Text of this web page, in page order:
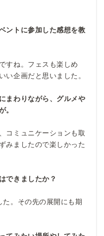
ントに参加した感想を教
すね。フェスも楽しめ
い企画だと思いました。
まわりながら、グルメや
。
コミュニケーションも取
みましたので楽しかった
できましたか？
た。その先の展開にも期